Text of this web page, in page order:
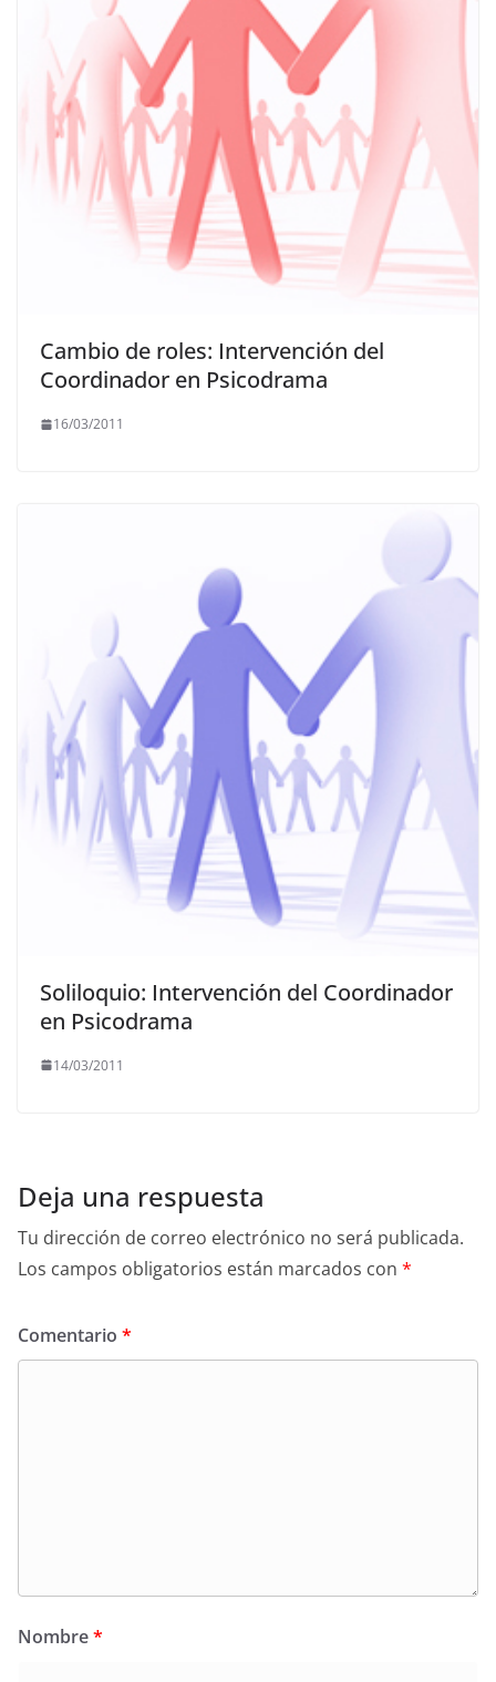
Cambio de roles: Intervención del
Coordinador en Psicodrama
16/03/2011
Soliloquio: Intervención del Coordinador
en Psicodrama
14/03/2011
Deja una respuesta
Tu dirección de correo electrónico no será publicada.
Los campos obligatorios están marcados con *
Comentario *
Nombre*